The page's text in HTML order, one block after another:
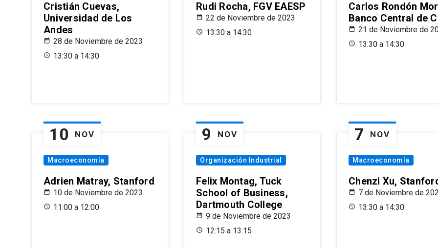
Cristián Cuevas,
Universidad de Los
Andes
28 de Noviembre de 2023
13:30 a 14:30
Rudi Rocha, FGV EAESP
22 de Noviembre de 2023
13:30 a 14:30
Carlos Rondón
Banco Central de
21 de Noviembre de
13:30 a 14:30
10 NOV
Macroeconomía
Adrien Matray, Stanford
10 de Noviembre de 2023
11:00 a 12:00
9 NOV
Organización Industrial
Felix Montag, Tuck
School of Business,
Dartmouth College
9 de Noviembre de 2023
12:15 a 13:15
7 NOV
Macroeconomía
Chenzi Xu,
7 de Noviembre de
13:30 a 14:30